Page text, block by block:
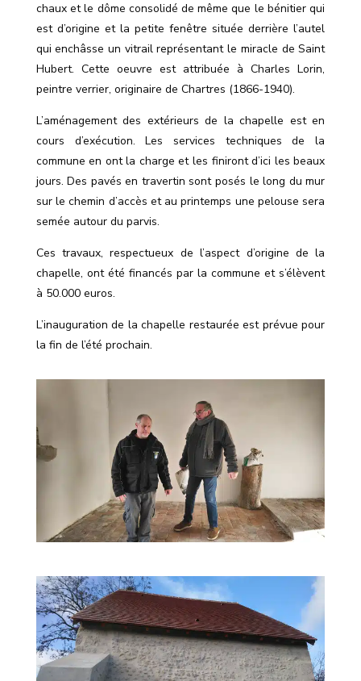
chaux et le dôme consolidé de même que le bénitier qui
est d’origine et la petite fenêtre située derrière l’autel
qui enchâsse un vitrail représentant le miracle de Saint
Hubert. Cette oeuvre est attribuée à Charles Lorin,
peintre verrier, originaire de Chartres (1866-1940).
L’aménagement des extérieurs de la chapelle est en
cours d’exécution. Les services techniques de la
commune en ont la charge et les finiront d’ici les beaux
jours. Des pavés en travertin sont posés le long du mur
sur le chemin d’accès et au printemps une pelouse sera
semée autour du parvis.
Ces travaux, respectueux de l’aspect d’origine de la
chapelle, ont été financés par la commune et s’élèvent
à 50.000 euros.
L’inauguration de la chapelle restaurée est prévue pour
la fin de l’été prochain.